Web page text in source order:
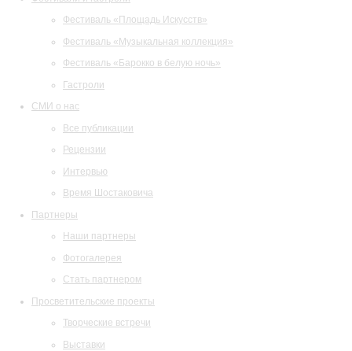
Фестиваль «Площадь Искусств»
Фестиваль «Музыкальная коллекция»
Фестиваль «Барокко в белую ночь»
Гастроли
СМИ о нас
Все публикации
Рецензии
Интервью
Время Шостаковича
Партнеры
Наши партнеры
Фотогалерея
Стать партнером
Просветительские проекты
Творческие встречи
Выставки